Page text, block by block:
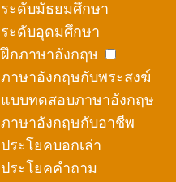
ระดับมัธยมศึกษา
ระดับอุดมศึกษา
ฝึกภาษาอังกฤษ
ภาษาอังกฤษกับพระสงฆ์
แบบทดสอบภาษาอังกฤษ
ภาษาอังกฤษกับอาชีพ
ประโยคบอกเล่า
ประโยคคำถาม